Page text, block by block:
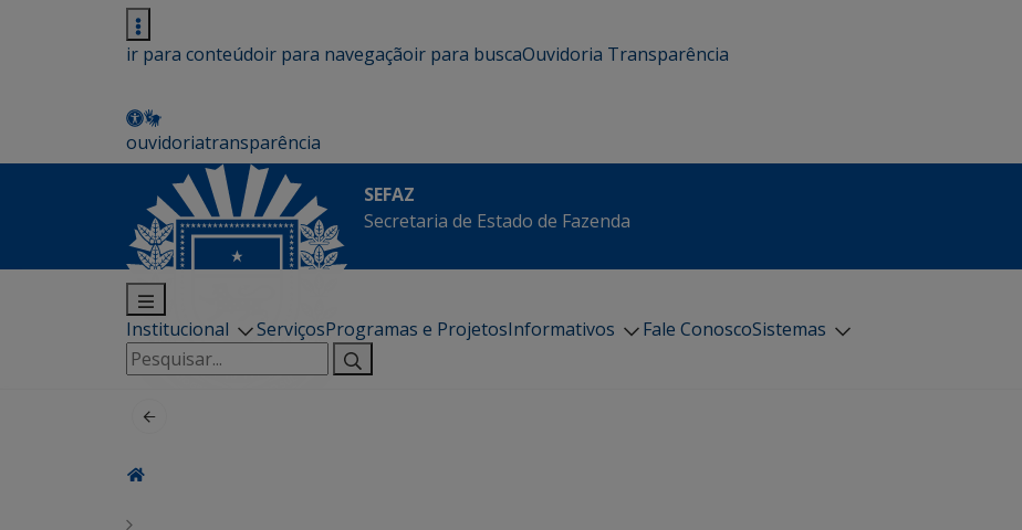
ir para conteúdoir para navegaçãoir para buscaOuvidoria Transparência
ouvidoriatransparência
SEFAZ
Secretaria de Estado de Fazenda
Institucional ServiçosProgramas e ProjetosInformativos Fale ConoscoSistemas
Pesquisar
por: